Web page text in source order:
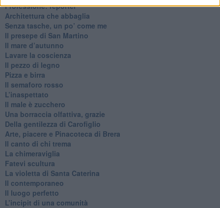
Professione: reporter
Architettura che abbaglia
​Senza tasche, un po’ come me
​Il presepe di San Martino
​Il mare d’autunno
​Lavare la coscienza
​Il pezzo di legno
​Pizza e birra
​Il semaforo rosso
​L’inaspettato
​Il male è zucchero
​Una borraccia olfattiva, grazie
​Della gentilezza di Carofiglio
Arte, piacere e Pinacoteca di Brera
​Il canto di chi trema
La chimeraviglia
​Fatevi scultura
​La violetta di Santa Caterina
​Il contemporaneo
​Il luogo perfetto
​L’incipit di una comunità